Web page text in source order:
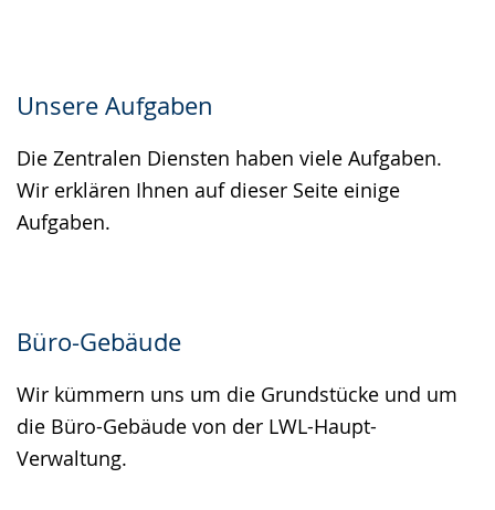
Unsere Aufgaben
Die Zentralen Diensten haben viele Aufgaben.
Wir erklären Ihnen auf dieser Seite einige
Aufgaben.
Büro-Gebäude
Wir kümmern uns um die Grundstücke und um
die Büro-Gebäude von der LWL-Haupt-
Verwaltung.